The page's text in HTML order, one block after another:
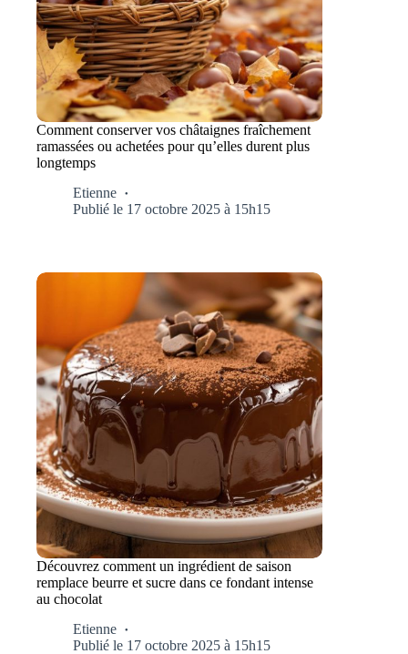
Comment conserver vos châtaignes fraîchement
ramassées ou achetées pour qu’elles durent plus
longtemps
Etienne
Publié le 17 octobre 2025 à 15h15
Découvrez comment un ingrédient de saison
remplace beurre et sucre dans ce fondant intense
au chocolat
Etienne
Publié le 17 octobre 2025 à 15h15